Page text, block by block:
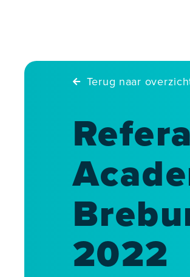
Terug naar
2022